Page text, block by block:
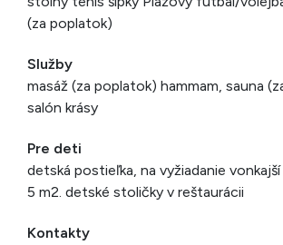
(za poplatok)
Služby
masáž (za poplatok) hammam, sauna
salón krásy
Pre deti
detská postieľka, na vyžiadanie
5 m2. detské stoličky v reštaurácii
Kontakty